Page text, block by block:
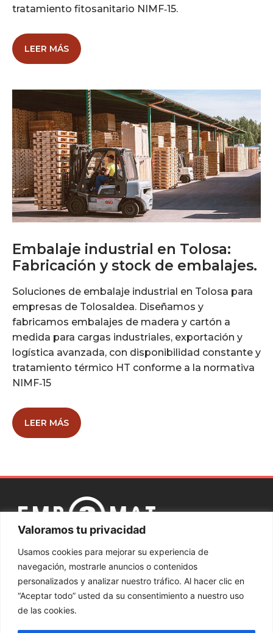
Valoramos tu privacidad
Usamos cookies para mejorar su experiencia de
navegación, mostrarle anuncios o contenidos
personalizados y analizar nuestro tráfico. Al hacer clic en
“Aceptar todo” usted da su consentimiento a nuestro uso
de las cookies.
tratamiento fitosanitario NIMF‑15.
LEER MÁS
Embalaje industrial en Tolosa:
Fabricación y stock de embalajes.
Soluciones de embalaje industrial en Tolosa para
empresas de Tolosaldea. Diseñamos y
fabricamos embalajes de madera y cartón a
medida para cargas industriales, exportación y
logística avanzada, con disponibilidad constante y
tratamiento térmico HT conforme a la normativa
NIMF‑15
LEER MÁS
legal de
cookies
privacidad
de Información
Contacta con nosotros